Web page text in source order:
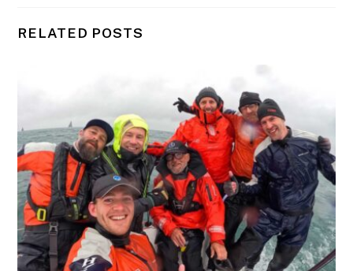
RELATED POSTS